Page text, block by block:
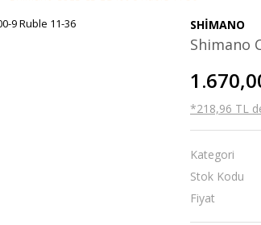
SHİMANO
Shimano
*218,96 TL
Kategori
Stok Kodu
Fiyat